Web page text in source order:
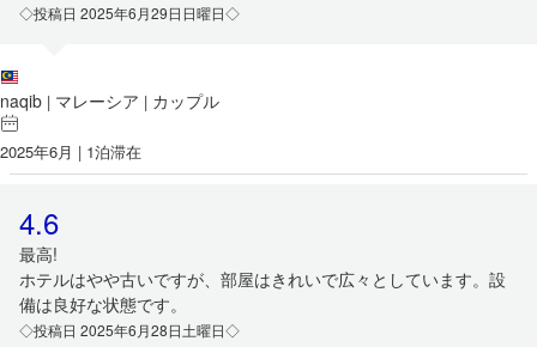
◇投稿日 2025年6月29日日曜日◇
naqib | マレーシア | カップル
2025年6月 | 1泊滞在
4.6
最高!
ホテルはやや古いですが、部屋はきれいで広々としています。設
備は良好な状態です。
◇投稿日 2025年6月28日土曜日◇